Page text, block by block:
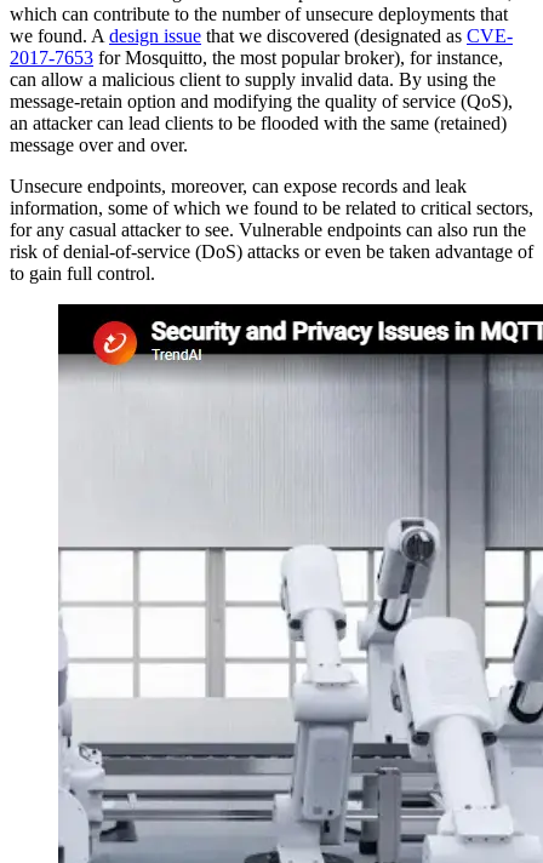
which can contribute to the number of unsecure deployments that
we found. A design issue that we discovered (designated as CVE-
2017-7653 for Mosquitto, the most popular broker), for instance,
can allow a malicious client to supply invalid data. By using the
message-retain option and modifying the quality of service (QoS),
an attacker can lead clients to be flooded with the same (retained)
message over and over.
Unsecure endpoints, moreover, can expose records and leak
information, some of which we found to be related to critical sectors,
for any casual attacker to see. Vulnerable endpoints can also run the
risk of denial-of-service (DoS) attacks or even be taken advantage of
to gain full control.